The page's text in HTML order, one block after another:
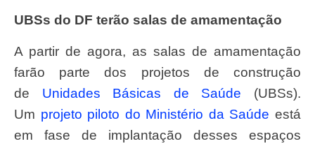
UBSs do DF terão salas de amamentação
A partir de agora, as salas de amamentação
farão parte dos projetos de construção
de Unidades Básicas de Saúde (UBSs).
Um projeto piloto do Ministério da Saúde está
em fase de implantação desses espaços